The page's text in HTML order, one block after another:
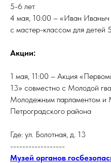
5-6 лет
4 мая, 10:00 – «Иван
с мастер-классом для детей
Акции:
1 мая, 11:00 – Акция
13» совместно с Молодой
Молодежным парламентом
Петроградского района
Где: ул. Болотная, д. 13
------------------
Музей органов